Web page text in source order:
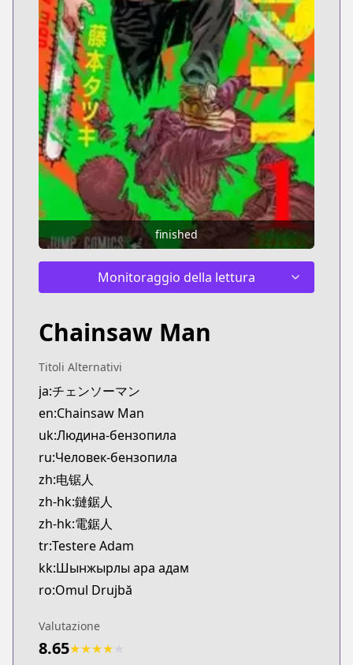
finished
Monitoraggio della lettura
Chainsaw Man
Titoli Alternativi
ja:チェンソーマン
en:Chainsaw Man
uk:Людина-бензопила
ru:Человек-бензопила
zh:电锯人
zh-hk:鏈鋸人
zh-hk:電鋸人
tr:Testere Adam
kk:Шынжырлы ара адам
ro:Omul Drujbă
Valutazione
8.65★★★★